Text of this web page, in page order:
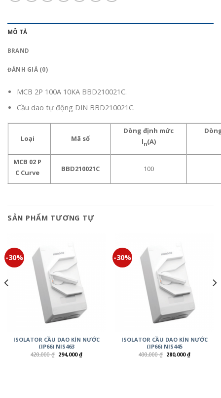
MÔ TẢ
BRAND
ĐÁNH GIÁ (0)
MCB 2P 100A 10KA BBD210021C.
Cầu dao tự động DIN BBD210021C.
Loại Mã số
Dòng định mức
ln(A)
MCB 02 P
C Curve
BBD210021C 100
SẢN PHẨM TƯƠNG TỰ
-30%
ISOLATOR CẦU DAO KÍN NƯỚC
(IP66) NIS463
420,000₫ 294,000₫
-30%
ISOLATOR CẦU DAO KÍN NƯỚC
(IP66) NIS445
400,000₫ 280,000₫